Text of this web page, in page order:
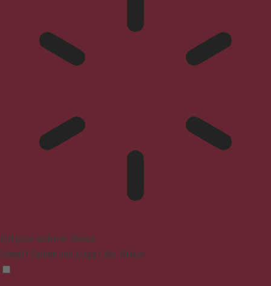
Epilepsie-sicherer Modus
Dämpft Farben und stoppt das Blinken